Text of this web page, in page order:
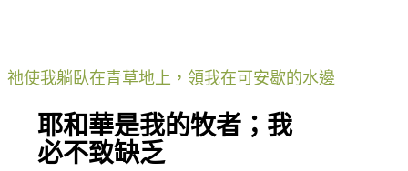
祂使我躺臥在青草地上，領我在可安歇的水邊
耶和華是我的牧者；我
必不致缺乏